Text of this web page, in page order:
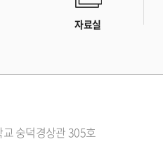
자료실
숭덕경상관 305호